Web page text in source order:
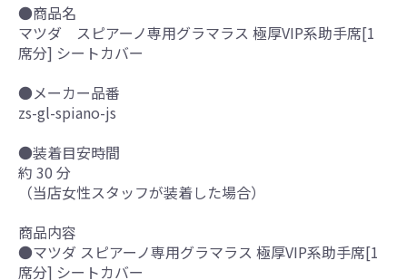
●商品名
マツダ スピアーノ専用グラマラス 極厚VIP系助手席[1
席分] シートカバー
●メーカー品番
zs-gl-spiano-js
●装着目安時間
約 30 分
（当店女性スタッフが装着した場合）
商品内容
●マツダ スピアーノ専用グラマラス 極厚VIP系助手席[1
席分] シートカバー